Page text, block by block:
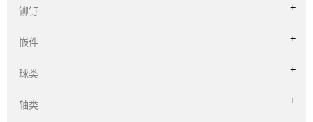
铆钉
嵌件
球类
轴类